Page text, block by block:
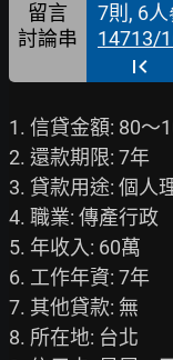
留言
7則, 6人
討論串 14713/
1. 信貸金額: 80～
2. 還款期限: 7年
3. 貸款用途: 個人
4. 職業: 傳產行政
5. 年收入: 60萬
6. 工作年資: 7年
7. 其他貸款: 無
8. 所在地: 台北